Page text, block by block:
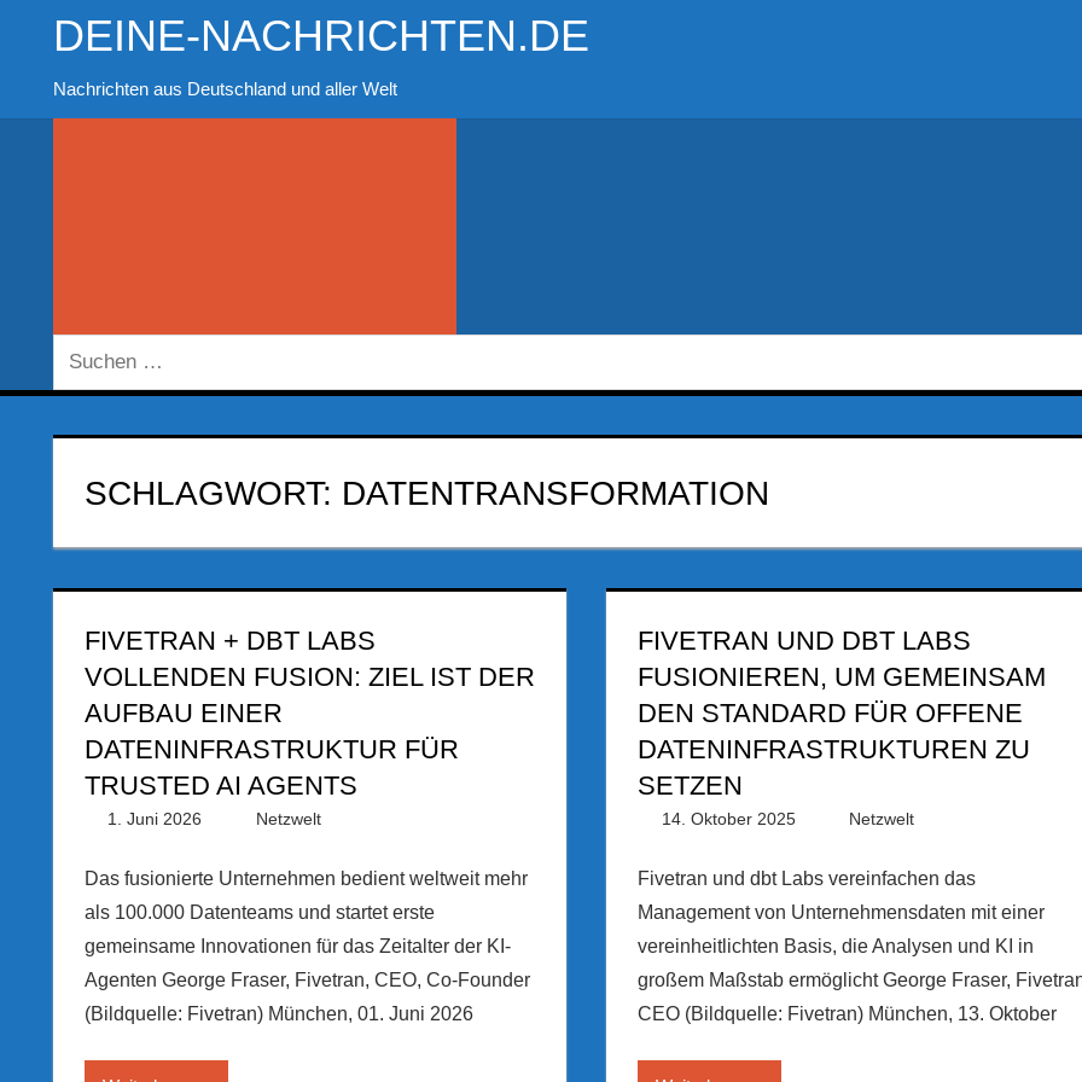
springen
DEINE-NACHRICHTEN.DE
Nachrichten aus Deutschland und aller Welt
Suchen
nach:
SCHLAGWORT: DATENTRANSFORMATION
FIVETRAN + DBT LABS
VOLLENDEN FUSION: ZIEL IST DER
AUFBAU EINER
DATENINFRASTRUKTUR FÜR
TRUSTED AI AGENTS
1. Juni 2026 PRGateway
Netzwelt
Das fusionierte Unternehmen bedient weltweit mehr
als 100.000 Datenteams und startet erste
gemeinsame Innovationen für das Zeitalter der KI-
Agenten George Fraser, Fivetran, CEO, Co-Founder
(Bildquelle: Fivetran) München, 01. Juni 2026
FIVETRAN UND DBT LABS
FUSIONIEREN, UM GEMEINSAM
DEN STANDARD FÜR OFFENE
DATENINFRASTRUKTUREN ZU
SETZEN
14. Oktober 2025 PRGateway
Netzwelt
Fivetran und dbt Labs vereinfachen das
Management von Unternehmensdaten mit einer
vereinheitlichten Basis, die Analysen und KI in
großem Maßstab ermöglicht George Fraser,
CEO (Bildquelle: Fivetran) München, 13. Oktober